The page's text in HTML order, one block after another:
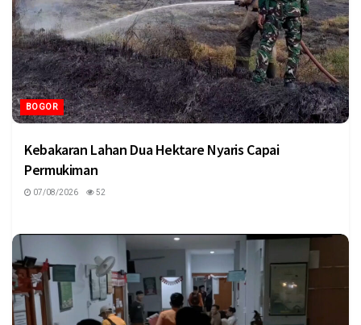
BOGOR
Kebakaran Lahan Dua Hektare Nyaris Capai
Permukiman
07/08/2026 52